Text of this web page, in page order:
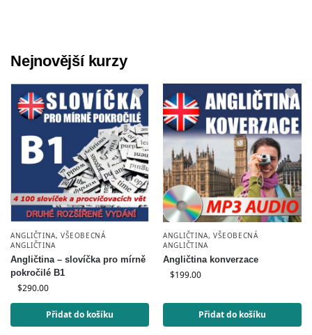
Nejnovější kurzy
ANGLIČTINA,VŠEOBECNÁ
ANGLIČTINA
Angličtina – slovíčka pro mírně
pokročilé B1
$290.00
Přidat do košíku
ANGLIČTINA,VŠEOBECNÁ
ANGLIČTINA
Angličtina konverzace
$199.00
Přidat do košíku